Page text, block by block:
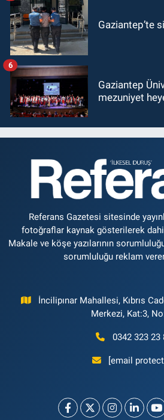
Gaziantep’te
Gaziantep
mezuniyet
6
Referans Gazetesi sitesinde
fotoğraflar kaynak gösterilerek
Makale ve köşe yazılarının
sorumluluğu reklam
İncilipınar Mahallesi, Kıbrıs
Merkezi, Kat:3,
0342 323 23
[email